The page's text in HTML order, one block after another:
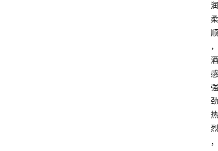
润
柔
顺
，
酒
感
强
劲
热
烈
，